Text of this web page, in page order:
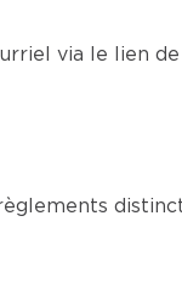
via le lien